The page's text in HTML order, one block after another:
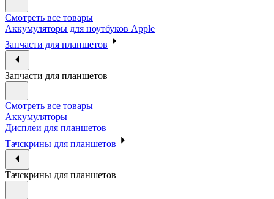
Смотреть все товары
Аккумуляторы для ноутбуков Apple
Запчасти для планшетов
Запчасти для планшетов
Смотреть все товары
Аккумуляторы
Дисплеи для планшетов
Тачскрины для планшетов
Тачскрины для планшетов